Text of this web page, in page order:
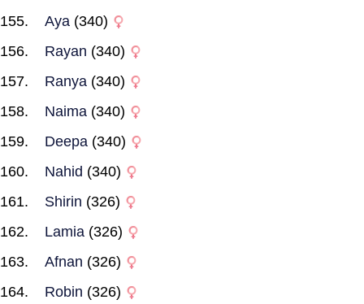
Aya (340)
Rayan (340)
Ranya (340)
Naima (340)
Deepa (340)
Nahid (340)
Shirin (326)
Lamia (326)
Afnan (326)
Robin (326)